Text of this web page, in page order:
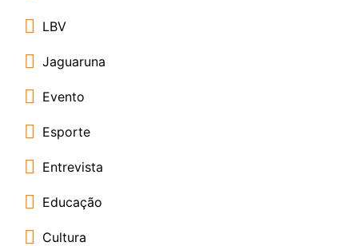
LBV
Jaguaruna
Evento
Esporte
Entrevista
Educação
Cultura